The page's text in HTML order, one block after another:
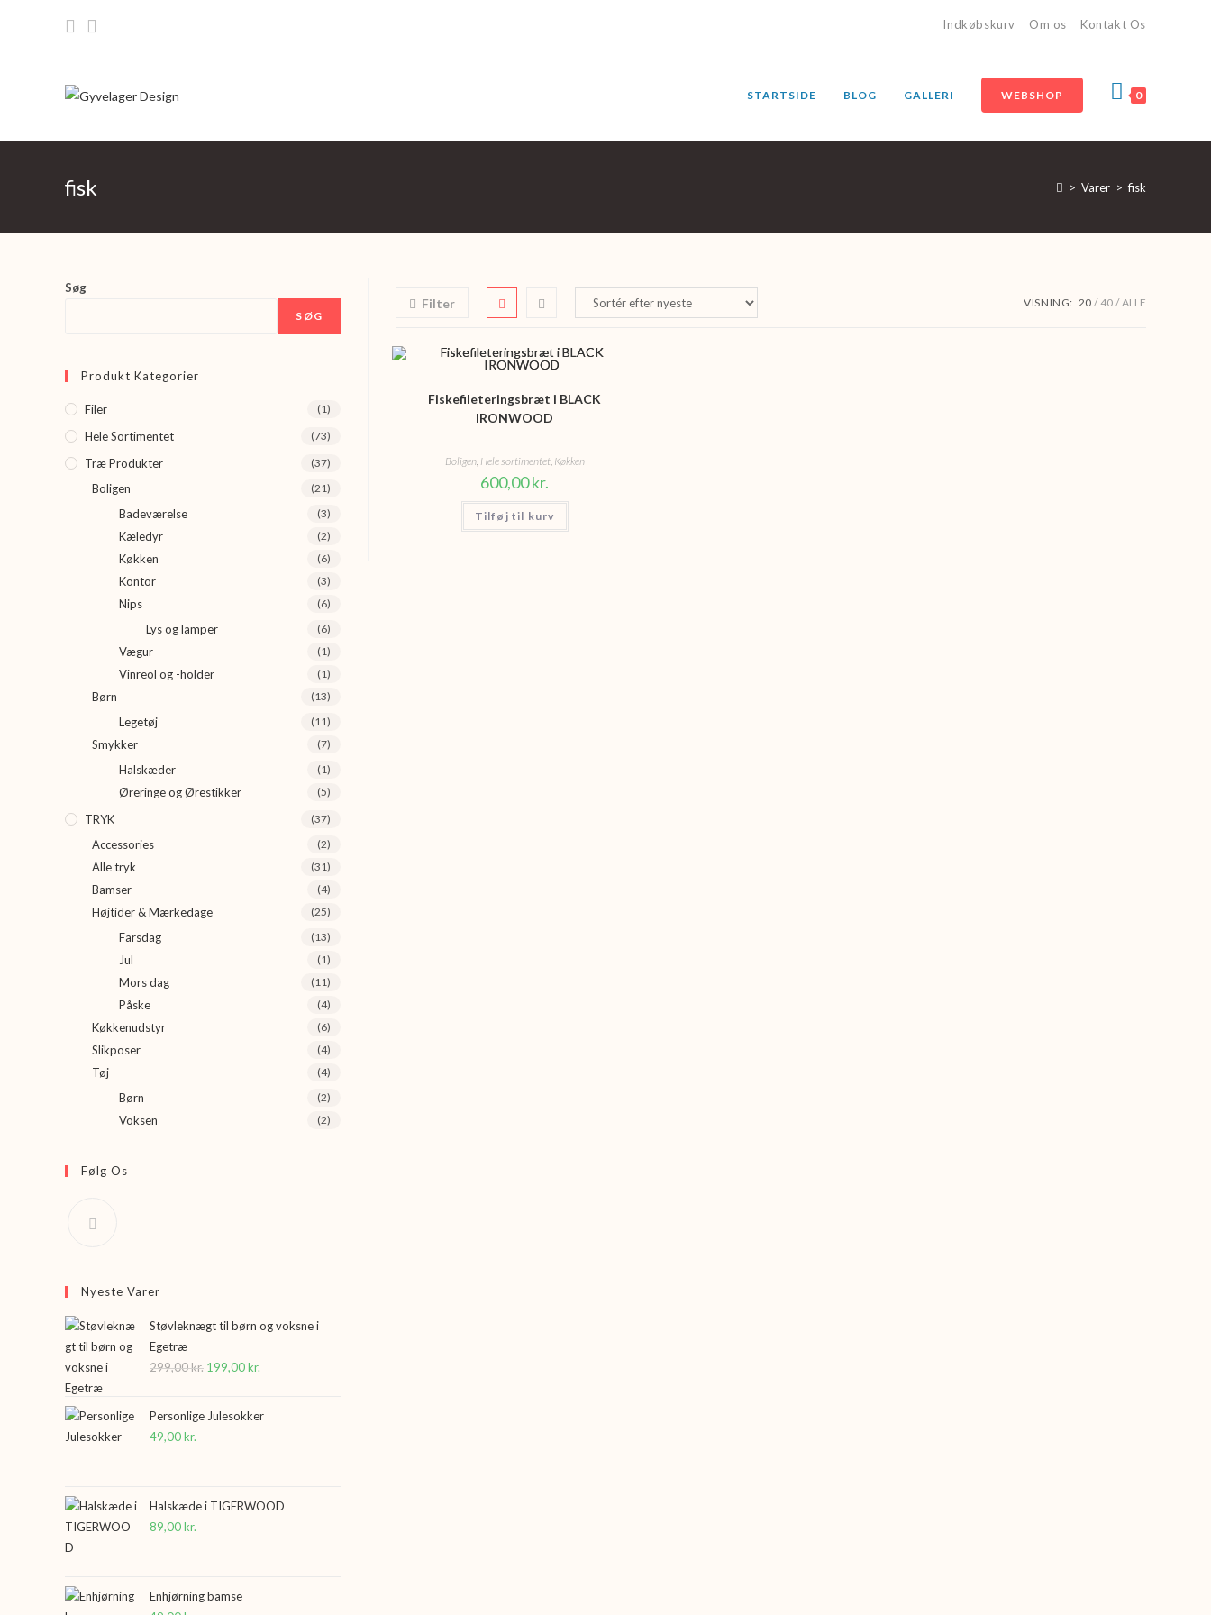
Indkøbskurv Om os Kontakt Os
STARTSIDE BLOG GALLERI WEBSHOP 0
fisk > Varer > fisk
Filter VISNING: 20 40 ALLE
Fiskefileteringsbræt i BLACK
IRONWOOD
Boligen, Hele sortimentet, Køkken
600,00kr.
Tilføj til kurv
Søg
SØG
Produkt Kategorier
Filer (1)
Hele Sortimentet (73)
Træ Produkter (37)
Boligen (21)
Badeværelse (3)
Kæledyr (2)
Køkken (6)
Kontor (3)
Nips (6)
Lys og lamper (6)
Vægur (1)
Vinreol og -holder (1)
Børn (13)
Legetøj (11)
Smykker (7)
Halskæder (1)
Øreringe og Ørestikker (5)
TRYK (37)
Accessories (2)
Alle tryk (31)
Bamser (4)
Højtider & Mærkedage (25)
Farsdag (13)
Jul (1)
Mors dag (11)
Påske (4)
Køkkenudstyr (6)
Slikposer (4)
Tøj (4)
Børn (2)
Voksen (2)
Følg Os
Nyeste Varer
Støvleknægt til børn og voksne i
Egetræ
299,00kr. Den
pris
199,00kr.
pris
Personlige Julesokker
49,00kr.
Halskæde i TIGERWOOD
89,00kr.
Enhjørning bamse